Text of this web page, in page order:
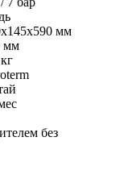
мм
мм
кг
без